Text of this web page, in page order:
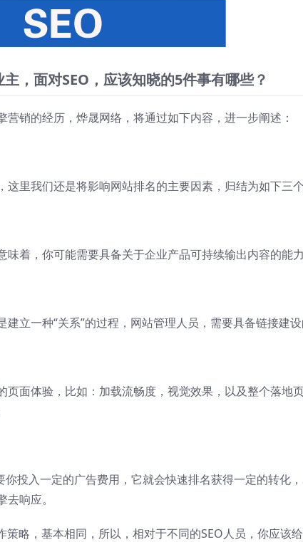
，面对SEO，应该知晓的5件事有哪些？
营销的经历，烨晟网络，将通过如下内容，进一步阐述：
这里我们还是将影响网站排名的主要因素，归结为如下三
味着，你可能需要具备关于企业产品可持续输出内容的能力
建立一种“关系”的过程，网站管理人员，需要具备链接建
页面体验，比如：加载流畅度，视觉效果，以及整个落地
你投入一定的广告费用，它就会快速排名获得一定的转化
响应。
策略，基本相同，所以，相对于不同的SEO人员，你应该